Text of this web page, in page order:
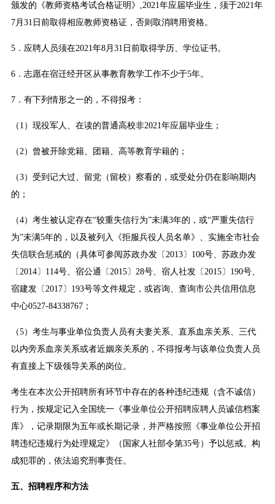
颁发的《教师资格考试合格证明》,2021年应届毕业生，须于2021年
7月31日前取得相应教师资格证，否则取消聘用资格。
5．应聘人员须在2021年8月31日前取得学历、学位证书。
6．志愿在宿迁经开区从事教育教学工作不少于5年。
7．有下列情形之一的，不得报考：
（1）现役军人、在读的普通高校非2021年应届毕业生；
（2）曾被开除党籍、团籍、高等教育学籍的；
（3）受到记大过、留党（留校）察看的，或受处分仍在影响期内
的；
（4）考生被认定存在“较重失信行为”未满3年的，或“严重失信行
为”未满5年的，以及被列入《拒服兵役人员名单》、实施全市社会
失信联合惩戒的（具体可参阅苏政办发〔2013〕100号、苏政办发
〔2014〕114号、宿公通〔2015〕28号、宿人社发〔2015〕190号、
宿建发〔2017〕193号等文件规定，或咨询、查询市公共信用信息
中心0527-84338767；
（5）考生与事业单位负责人员有夫妻关系、直系血亲关系、三代
以内旁系血亲关系或者近姻亲关系的，不得报考与该单位负责人员
有直接上下级领导关系的岗位。
考生在本次公开招聘所有环节中存在的各种违纪违规（含不诚信）
行为，按规定记入全国统一《事业单位公开招聘应聘人员诚信档案
库》，记录期限为五年或长期记录，并严格按照《事业单位公开招
聘违纪违规行为处理规定》（国家人社部令第35号）予以惩戒。构
成犯罪的，依法追究刑事责任。
五、招聘程序和方法